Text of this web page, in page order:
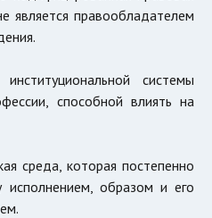
является правообладателем
системы
способной влиять на
среда, которая постепенно
образом и его